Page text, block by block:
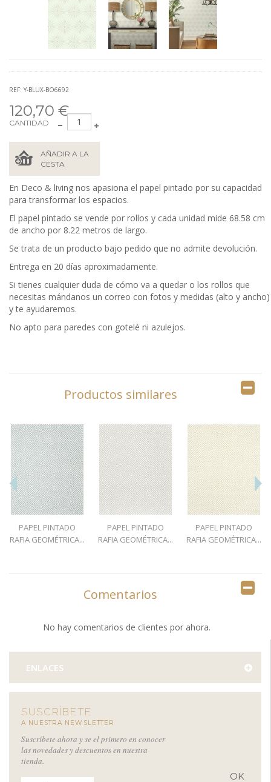
REF: Y-BLUX-BO6692
120,70 €
CANTIDAD
AÑADIR A LA
CESTA
En Deco & living nos apasiona el papel pintado por su capacidad
para transformar los espacios.
El papel pintado se vende por rollos y cada unidad mide 68.58 cm
de ancho por 8.22 metros de largo.
Se trata de un producto bajo pedido que no admite devolución.
Entrega en 20 días aproximadamente.
Si tienes cualquier duda de cómo va a quedar o los rollos que
necesitas mándanos un correo con fotos y medidas (alto y ancho)
y te ayudaremos.
No apto para paredes con gotelé ni azulejos.
Productos similares
PAPEL PINTADO
RAFIA GEOMÉTRICA...
PAPEL PINTADO
RAFIA GEOMÉTRICA...
PAPEL PINTADO
RAFIA GEOMÉTRICA...
Comentarios
No hay comentarios de clientes por ahora.
ENLACES
SUSCRÍBETE
A NUESTRA NEWSLETTER
Suscríbete ahora y se el primero en conocer
las novedades y descuentos en nuestra
tienda.